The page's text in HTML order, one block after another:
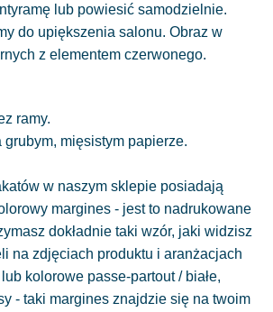
lub powiesić samodzielnie.
do upiększenia salonu. Obraz w
z elementem czerwonego.
ramy.
mięsistym papierze.
w naszym sklepie posiadają
margines - jest to nadrukowane
dokładnie taki wzór, jaki widzisz
na zdjęciach produktu i aranżacjach
kolorowe passe-partout / białe,
- taki margines znajdzie się na twoim